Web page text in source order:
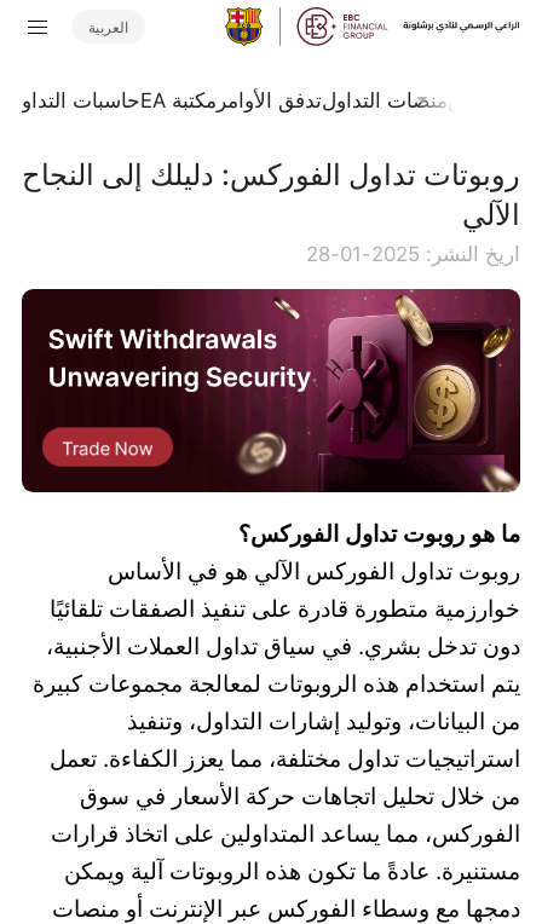
العربية
السوقمنصات التداولتدفق الأوامر مكتبة EA حاسبات التداول
روبوتات تداول الفوركس: دليلك إلى النجاح
الآلي
اريخ النشر: 2025-01-28
ما هو روبوت تداول الفوركس؟
روبوت تداول الفوركس الآلي هو في الأساس
خوارزمية متطورة قادرة على تنفيذ الصفقات تلقائيًا
دون تدخل بشري. في سياق تداول العملات الأجنبية،
يتم استخدام هذه الروبوتات لمعالجة مجموعات كبيرة
من البيانات، وتوليد إشارات التداول، وتنفيذ
استراتيجيات تداول مختلفة، مما يعزز الكفاءة. تعمل
من خلال تحليل اتجاهات حركة الأسعار في سوق
الفوركس، مما يساعد المتداولين على اتخاذ قرارات
مستنيرة. عادةً ما تكون هذه الروبوتات آلية ويمكن
دمجها مع وسطاء الفوركس عبر الإنترنت أو منصات